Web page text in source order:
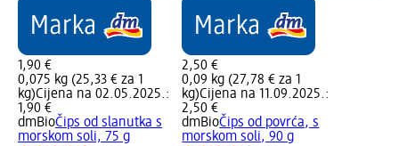
1,90 €
0,075 kg (25,33 € za 1
kg)Cijena na 02.05.2025.:
1,90 €
dmBioČips od slanutka s
morskom soli, 75 g
2,50 €
0,09 kg (27,78 € za 1
kg)Cijena na 11.09.2025.:
2,50 €
dmBioČips od povrća, s
morskom soli, 90 g